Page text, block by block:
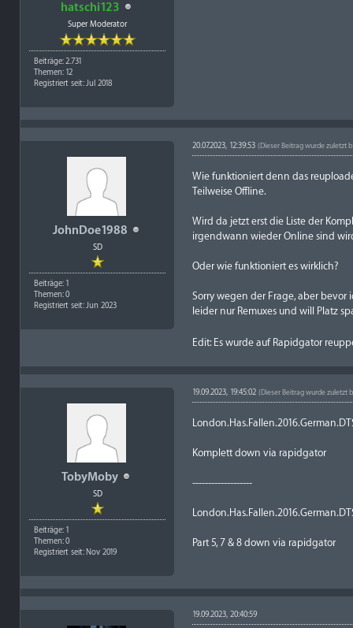
hatschi123
Super Moderator
Beiträge: 2.731
Themen: 12
Registriert seit: Jul 2018
JohnDoe1988
SD
Beiträge: 1
Themen: 0
Registriert seit: Jun 2023
20.07.2023, 12:39:53(Dieser Beitrag wurde zuletzt
Wie funktioniert denn das
Teilweise Offline.
Wird da jetzt erst die Liste der
irgendwann wieder Online sind
Oder wie funktioniert es wirklich?
Sorry wegen der Frage, aber
leider nur Remuxes und will Platz
Edit: Es wurde auf Rapidgator
TobyMoby
SD
Beiträge: 1
Themen: 0
Registriert seit: Nov 2019
19.09.2023, 19:45:02(Dieser Beitrag wurde zuletzt
Komplett down via rapidgator
-------------------
Part 5, 7 & 8 down via rapidgator
19.09.2023, 20:40:59